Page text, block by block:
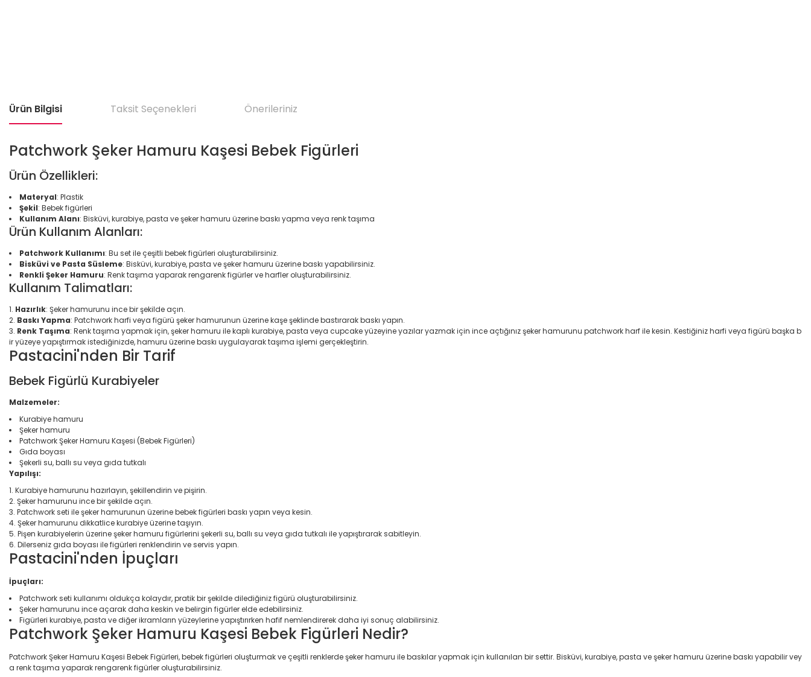
Ürün Bilgisi Taksit Seçenekleri Önerileriniz
Patchwork Şeker Hamuru Kaşesi Bebek Figürleri
Ürün Özellikleri:
Materyal: Plastik
Şekil: Bebek figürleri
Kullanım Alanı: Bisküvi, kurabiye, pasta ve şeker hamuru üzerine baskı yapma veya renk taşıma
Ürün Kullanım Alanları:
Patchwork Kullanımı: Bu set ile çeşitli bebek figürleri oluşturabilirsiniz.
Bisküvi ve Pasta Süsleme: Bisküvi, kurabiye, pasta ve şeker hamuru üzerine baskı yapabilirsiniz.
Renkli Şeker Hamuru: Renk taşıma yaparak rengarenk figürler ve harfler oluşturabilirsiniz.
Kullanım Talimatları:
Hazırlık: Şeker hamurunu ince bir şekilde açın.
Baskı Yapma: Patchwork harfi veya figürü şeker hamurunun üzerine kaşe şeklinde bastırarak baskı yapın.
Renk Taşıma: Renk taşıma yapmak için, şeker hamuru ile kaplı kurabiye, pasta veya cupcake yüzeyine yazılar yazmak için ince açtığınız şeker hamurunu patchwork harf ile kesin. Kestiğiniz harfi veya figürü başka b
ir yüzeye yapıştırmak istediğinizde, hamuru üzerine baskı uygulayarak taşıma işlemi gerçekleştirin.
Pastacini'nden Bir Tarif
Bebek Figürlü Kurabiyeler
Malzemeler:
Kurabiye hamuru
Şeker hamuru
Patchwork Şeker Hamuru Kaşesi (Bebek Figürleri)
Gıda boyası
Şekerli su, ballı su veya gıda tutkalı
Yapılışı:
Kurabiye hamurunu hazırlayın, şekillendirin ve pişirin.
Şeker hamurunu ince bir şekilde açın.
Patchwork seti ile şeker hamurunun üzerine bebek figürleri baskı yapın veya kesin.
Şeker hamurunu dikkatlice kurabiye üzerine taşıyın.
Pişen kurabiyelerin üzerine şeker hamuru figürlerini şekerli su, ballı su veya gıda tutkalı ile yapıştırarak sabitleyin.
Dilerseniz gıda boyası ile figürleri renklendirin ve servis yapın.
Pastacini'nden İpuçları
İpuçları:
Patchwork seti kullanımı oldukça kolaydır, pratik bir şekilde dilediğiniz figürü oluşturabilirsiniz.
Şeker hamurunu ince açarak daha keskin ve belirgin figürler elde edebilirsiniz.
Figürleri kurabiye, pasta ve diğer ikramların yüzeylerine yapıştırırken hafif nemlendirerek daha iyi sonuç alabilirsiniz.
Patchwork Şeker Hamuru Kaşesi Bebek Figürleri Nedir?
Patchwork Şeker Hamuru Kaşesi Bebek Figürleri, bebek figürleri oluşturmak ve çeşitli renklerde şeker hamuru ile baskılar yapmak için kullanılan bir settir. Bisküvi, kurabiye, pasta ve şeker hamuru üzerine baskı yapabilir vey
a renk taşıma yaparak rengarenk figürler oluşturabilirsiniz.